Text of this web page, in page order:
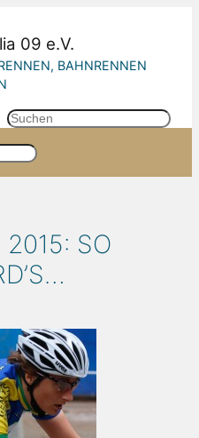
09 e.V.
BAHNRENNEN
S
2015: SO